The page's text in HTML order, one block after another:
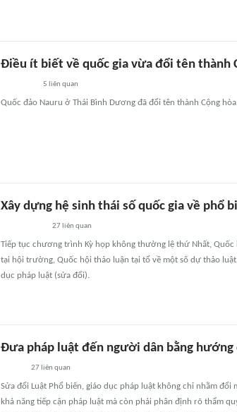
Điều ít biết về quốc gia vừa đổi tên thành
5 liên quan
Quốc đảo Nauru ở Thái Bình Dương đã đổi tên thành Cộng
Xây dựng hệ sinh thái số quốc gia về phổ
27liên quan
Tiếp tục chương trình Kỳ họp không thường lệ thứ Nhất, Quốc
tại hội trường, Quốc hội thảo luận tại tổ về một số dự thảo
dục pháp luật (sửa đổi).
Đưa pháp luật đến người dân bằng
27liên quan
Sửa đổi Luật Phổ biến, giáo dục pháp luật không chỉ nhằm
khả năng tiếp cận pháp luật mà còn phải phân định rõ thẩm